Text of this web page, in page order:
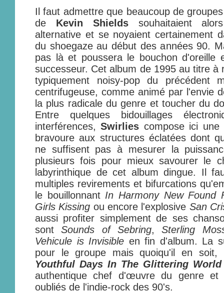
Il faut admettre que beaucoup de
de Kevin Shieldssouhaitaient
alternative et se noyaient certainement
du shoegaze au début des années 90.
pas là et poussera le bouchon d'oreille
successeur. Cet album de 1995 au titre à
typiquement noisy-pop du précédent
centrifugeuse, comme animé par l'envie
la plus radicale du genre et toucher du
Entre quelques bidouillages
interférences,Swirlies compose ici une
bravoure aux structures éclatées dont
ne suffisent pas à mesurer la
plusieurs fois pour mieux savourer le
labyrinthique de cet album dingue. Il
multiples revirements et bifurcations
le bouillonnant In Harmony New Found
Girls Kissing ou encore l'explosive San
aussi profiter simplement de ses
sontSounds of Sebring,Sterling
Vehicule is Invisible en fin d'album. La
pour le groupe mais quoiqu'il en soit,
Youthful Days In The Glittering
authentique chef d'œuvre du genre et
oubliés de l'indie-rock des 90's.